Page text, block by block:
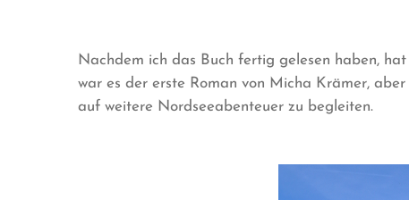
Nachdem ich das Buch fertig gelesen haben,
war es der erste Roman von Micha Krämer,
auf weitere Nordseeabenteuer zu begleiten.